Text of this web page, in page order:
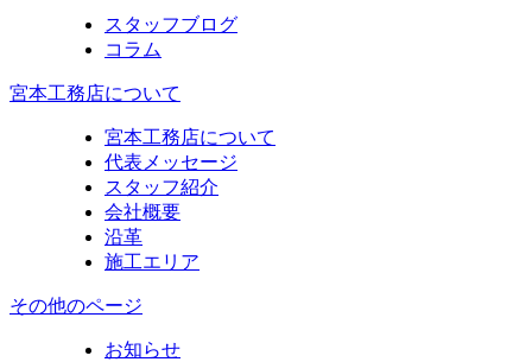
スタッフブログ
コラム
宮本工務店について
宮本工務店について
代表メッセージ
スタッフ紹介
会社概要
沿革
施工エリア
その他のページ
お知らせ